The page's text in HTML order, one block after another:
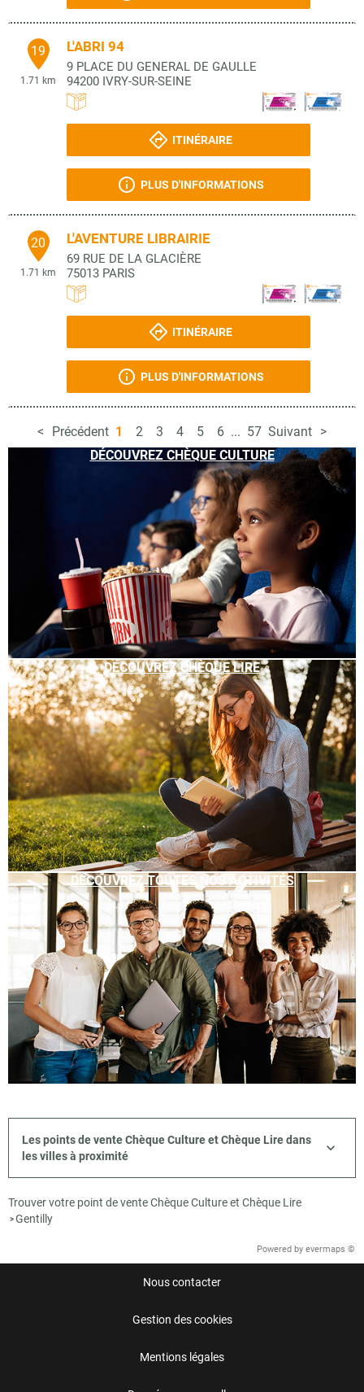
19
1.71 km
L'ABRI 94
9 PLACE DU GENERAL DE GAULLE
94200 IVRY-SUR-SEINE
ITINÉRAIRE
PLUS D'INFORMATIONS
20
1.71 km
L'AVENTURE LIBRAIRIE
69 RUE DE LA GLACIÈRE
75013 PARIS
ITINÉRAIRE
PLUS D'INFORMATIONS
Précédent 1 2 3 4 5 6 ... 57 Suivant
DÉCOUVREZ CHÈQUE CULTURE
DÉCOUVREZ CHÈQUE LIRE
DÉCOUVREZ TOUTES NOS ACTIVITÉS
Les points de vente Chèque Culture et Chèque Lire dans
les villes à proximité
Trouver votre point de vente Chèque Culture et Chèque Lire
>Gentilly
Powered by evermaps ©
Nous contacter
Gestion des cookies
Mentions légales